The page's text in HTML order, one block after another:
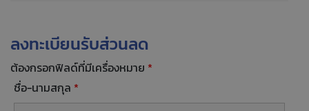
ลงทะเบียนรับส่วนลด
ต้องกรอกฟิลด์ที่มีเครื่องหมาย *
ชื่อ-นามสกุล *